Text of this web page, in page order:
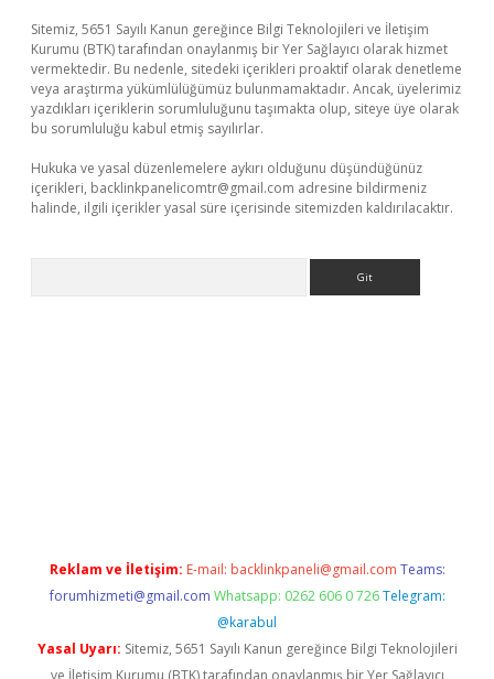
Sitemiz, 5651 Sayılı Kanun gereğince Bilgi Teknolojileri ve İletişim
Kurumu (BTK) tarafından onaylanmış bir Yer Sağlayıcı olarak hizmet
vermektedir. Bu nedenle, sitedeki içerikleri proaktif olarak denetleme
veya araştırma yükümlülüğümüz bulunmamaktadır. Ancak, üyelerimiz
yazdıkları içeriklerin sorumluluğunu taşımakta olup, siteye üye olarak
bu sorumluluğu kabul etmiş sayılırlar.
Hukuka ve yasal düzenlemelere aykırı olduğunu düşündüğünüz
içerikleri, backlinkpanelicomtr@gmail.com adresine bildirmeniz
halinde, ilgili içerikler yasal süre içerisinde sitemizden kaldırılacaktır.
Reklam ve İletişim: E-mail: backlinkpaneli@gmail.com Teams:
forumhizmeti@gmail.com Whatsapp: 0262 606 0 726 Telegram:
@karabul
Yasal Uyarı: Sitemiz, 5651 Sayılı Kanun gereğince Bilgi Teknolojileri
ve İletişim Kurumu (BTK) tarafından onaylanmış bir Yer Sağlayıcı